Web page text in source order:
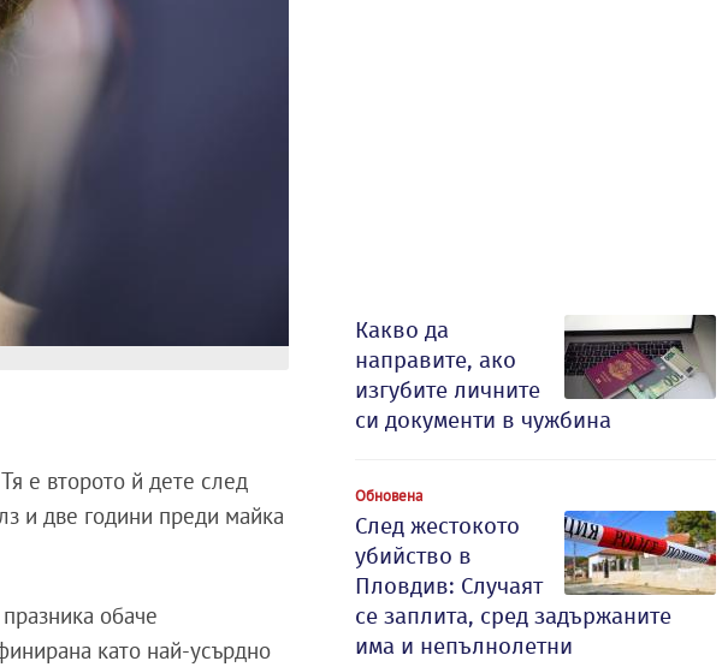
Тя е второто й дете след
и две години преди майка
обаче
като най-усърдно
Какво да
направите, ако
изгубите личните
си документи в чужбина
Обновена
След жестокото
убийство в
Пловдив: Случаят
се заплита, сред задържаните
има и непълнолетни